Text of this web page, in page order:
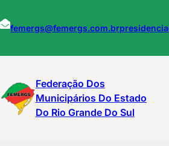
para
femergs@femergs.com.br
Federação Dos
Municipários Do Estado
Do Rio Grande Do Sul